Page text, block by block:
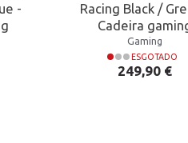
-
Racing Black /
Cadeira
Gaming
ESGOTADO
Preço
249,90 €